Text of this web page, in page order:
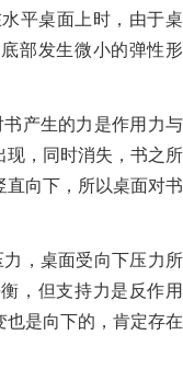
平桌面上时，由于桌
部发生微小的弹性形
产生的力是作用力与
现，同时消失，书之所
直向下，所以桌面对书
，桌面受向下压力所
，但支持力是反作用
也是向下的，肯定存在